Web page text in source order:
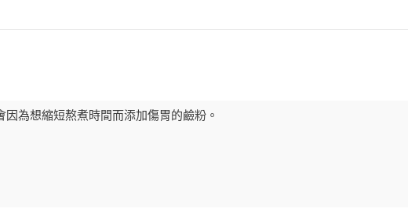
為想縮短熬煮時間而添加傷胃的鹼粉。